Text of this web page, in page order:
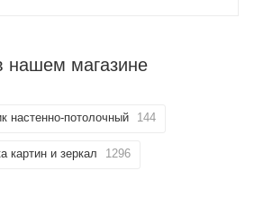
нашем магазине
настенно-потолочный 144
картин и зеркал 1296